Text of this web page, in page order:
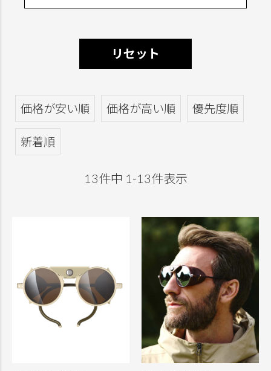
リセット
価格が安い順 価格が高い順 優先度順
新着順
13件中 1 -13件表示